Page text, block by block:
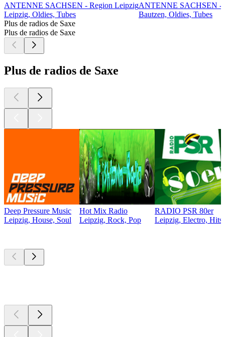
ANTENNE SACHSEN - Region Leipzig
Leipzig, Oldies, Tubes
ANTENNE SACHSEN -
Bautzen, Oldies, Tubes
Plus de radios de Saxe
Plus de radios de Saxe
Plus de radios de Saxe
Deep Pressure Music
Leipzig, House, Soul
Hot Mix Radio
Leipzig, Rock, Pop
RADIO PSR 80er
Leipzig, Electro,